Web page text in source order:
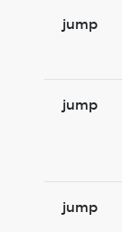
jump
jump
jump